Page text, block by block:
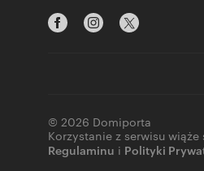
© 2026 Domiporta
Korzystanie z serwisu
Regulaminu i Polityki